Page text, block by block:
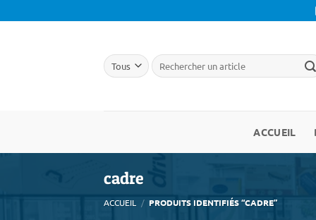
au
ACCUEIL
cadre
ACCUEIL / PRODUITS IDENTIFIÉS “CADRE”